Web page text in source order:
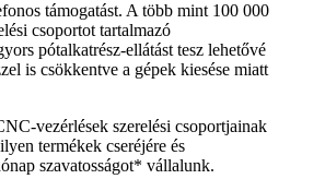
támogatást. A több mint 100 000
csoportot tartalmazó
pótalkatrész-ellátást tesz lehetővé
is csökkentve a gépek kiesése miatt
vezérlések szerelési csoportjainak
termékek cseréjére és
szavatosságot* vállalunk.